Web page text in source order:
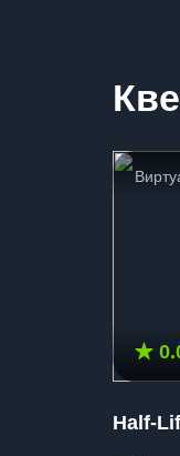
Half-